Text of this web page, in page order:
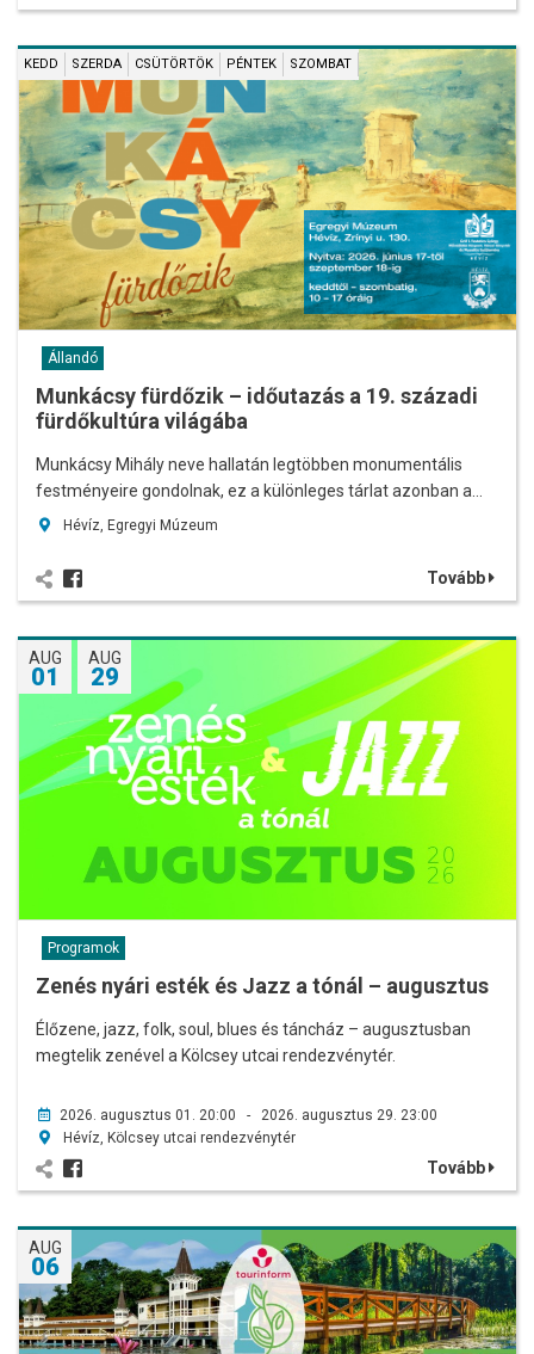
KEDD SZERDA CSÜTÖRTÖK PÉNTEK SZOMBAT
Állandó
Munkácsy fürdőzik – időutazás a 19. századi
fürdőkultúra világába
Munkácsy Mihály neve hallatán legtöbben monumentális
festményeire gondolnak, ez a különleges tárlat azonban a…
Hévíz, Egregyi Múzeum
Tovább
AUG
01
AUG
29
Programok
Zenés nyári esték és Jazz a tónál – augusztus
Élőzene, jazz, folk, soul, blues és táncház – augusztusban
megtelik zenével a Kölcsey utcai rendezvénytér.
2026. augusztus 01. 20:00 - 2026. augusztus 29. 23:00
Hévíz, Kölcsey utcai rendezvénytér
Tovább
AUG
06